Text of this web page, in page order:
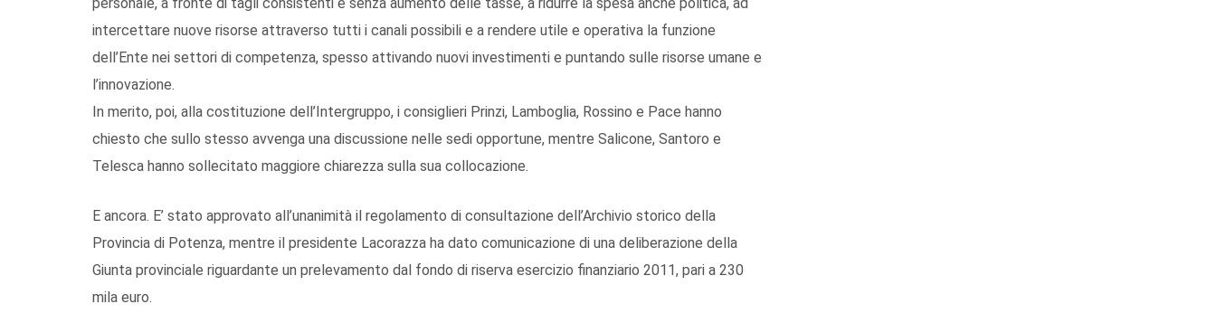
intercettare nuove risorse attraverso tutti i canali possibili e a rendere utile e operativa la funzione
dell’Ente nei settori di competenza, spesso attivando nuovi investimenti e puntando sulle risorse umane e
l’innovazione.
In merito, poi, alla costituzione dell’Intergruppo, i consiglieri Prinzi, Lamboglia, Rossino e Pace hanno
chiesto che sullo stesso avvenga una discussione nelle sedi opportune, mentre Salicone, Santoro e
Telesca hanno sollecitato maggiore chiarezza sulla sua collocazione.
E ancora. E’ stato approvato all’unanimità il regolamento di consultazione dell’Archivio storico della
Provincia di Potenza, mentre il presidente Lacorazza ha dato comunicazione di una deliberazione della
Giunta provinciale riguardante un prelevamento dal fondo di riserva esercizio finanziario 2011, pari a 230
mila euro.